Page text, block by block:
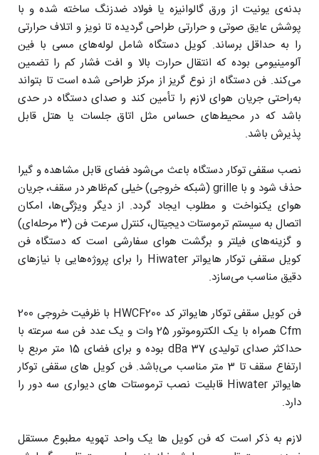
بدنه‌ی یونیت از ورق گالوانیزه یا فولاد ضدزنگ ساخته شده و با
پوشش عایق صوتی و حرارتی طراحی گردیده تا نویز و اتلاف حرارتی
را به حداقل برساند. کویل دستگاه شامل لوله‌های مسی با فین‌
آلومینیومی بوده که انتقال حرارت بالا و افت فشار کم را تضمین
می‌کند. فن دستگاه از نوع گریز از مرکز طراحی شده است تا بتواند
به‌راحتی جریان هوای لازم را تأمین کند و صدای دستگاه در حدی
باشد که در محیط‌های حساس مثل اتاق جلسات یا هتل قابل
‌پذیرش باشد.
نصب سقفی توکار دستگاه باعث می‌شود فضای قابل مشاهده و گیرا
حذف شود و با grille (شبکه خروجی) خیلی کم‌ظاهر در سقف، جریان
هوای یکنواخت و مطلوب ایجاد گردد. از دیگر ویژگی‌ها، امکان
اتصال به سیستم ترموستات دیجیتال، کنترل سرعت فن (۳ مرحله‌ای)
و گزینه‌های فیلتر و برگشت هوای سفارشی است که دستگاه فن
کویل سقفی توکار هایواتر Hiwater را برای پروژه‌هایی با نیازهای
دقیق مناسب می‌سازد.
فن کویل سقفی توکار هایواتر کد HWCF200 با ظرفیت خروجی 200
Cfm همراه با یک الکتروموتور 25 وات و یک عدد فن سه سرعته با
حداکثر صدای تولیدی 37 dBa بوده و برای فضای 15 متر مربع با
ارتفاع سقف تا 3 متر مناسب می‌باشد. فن کویل های سقفی توکار
هایواتر Hiwater قابلیت نصب ترموستات های دیواری سه دور را
دارد.
لازم به ذکر است که فن کویل ها یک واحد تهویه مطبوع مستقل